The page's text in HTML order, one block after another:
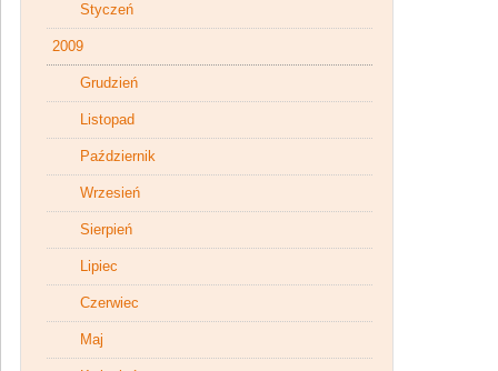
Styczeń
2009
Grudzień
Listopad
Październik
Wrzesień
Sierpień
Lipiec
Czerwiec
Maj